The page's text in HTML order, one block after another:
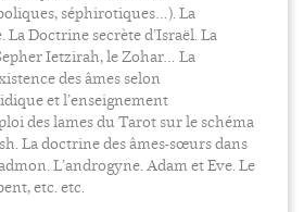
séphirotiques…). La
Doctrine secrète d’Israël. La
Ietzirah, le Zohar… La
des âmes selon
et l’enseignement
des lames du Tarot sur le schéma
La doctrine des âmes-sœurs dans
L’androgyne. Adam et Eve. Le
etc. etc.